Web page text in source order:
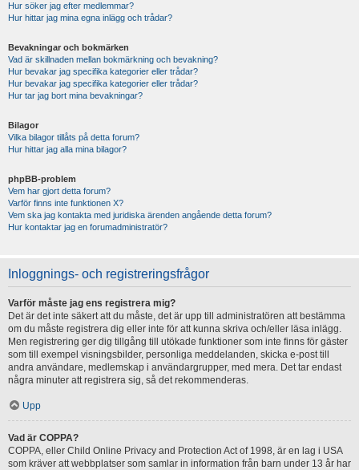
Hur söker jag efter medlemmar?
Hur hittar jag mina egna inlägg och trådar?
Bevakningar och bokmärken
Vad är skillnaden mellan bokmärkning och bevakning?
Hur bevakar jag specifika kategorier eller trådar?
Hur bevakar jag specifika kategorier eller trådar?
Hur tar jag bort mina bevakningar?
Bilagor
Vilka bilagor tillåts på detta forum?
Hur hittar jag alla mina bilagor?
phpBB-problem
Vem har gjort detta forum?
Varför finns inte funktionen X?
Vem ska jag kontakta med juridiska ärenden angående detta forum?
Hur kontaktar jag en forumadministratör?
Inloggnings- och registreringsfrågor
Varför måste jag ens registrera mig?
Det är det inte säkert att du måste, det är upp till administratören att bestämma
om du måste registrera dig eller inte för att kunna skriva och/eller läsa inlägg.
Men registrering ger dig tillgång till utökade funktioner som inte finns för gäster
som till exempel visningsbilder, personliga meddelanden, skicka e-post till
andra användare, medlemskap i användargrupper, med mera. Det tar endast
några minuter att registrera sig, så det rekommenderas.
Upp
Vad är COPPA?
COPPA, eller Child Online Privacy and Protection Act of 1998, är en lag i USA
som kräver att webbplatser som samlar in information från barn under 13 år har